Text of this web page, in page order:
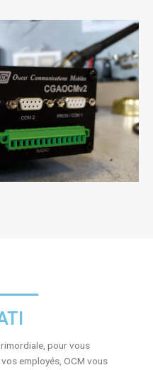
pour vous
employés, OCM vous